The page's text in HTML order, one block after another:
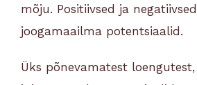
mõju. Positiivsed ja
joogamaailma potentsiaalid.
Üks põnevamatest